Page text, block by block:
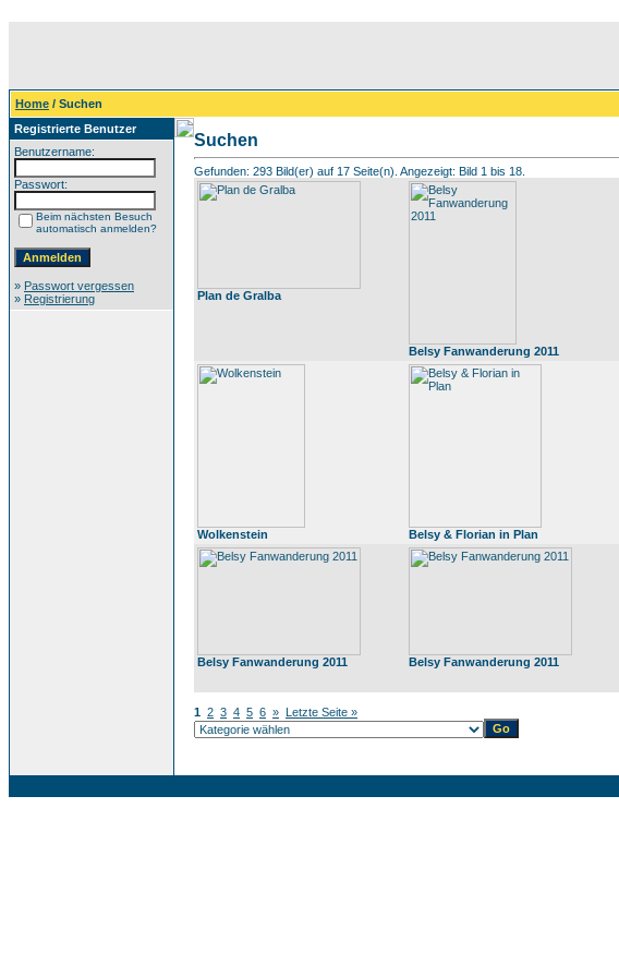
Home / Suchen
Registrierte Benutzer
Benutzername:
Passwort:
Beim nächsten Besuch
automatisch anmelden?
» Passwort vergessen
» Registrierung
Suchen
Gefunden: 293 Bild(er) auf 17 Seite(n). Angezeigt: Bild 1 bis 18.
Plan de Gralba
Belsy Fanwanderung 2011
Wolkenstein Belsy & Florian in Plan
Belsy Fanwanderung 2011 Belsy Fanwanderung 2011
1 2 3 4 5 6 » Letzte Seite »